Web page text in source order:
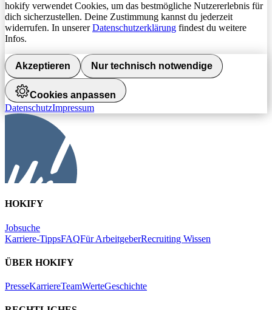
hokify verwendet Cookies, um das bestmögliche Nutzererlebnis für
dich sicherzustellen. Deine Zustimmung kannst du jederzeit
widerrufen. In unsererDatenschutzerklärung findest du weitere
Infos.
Akzeptieren Nur technisch notwendige
Cookies anpassen
DatenschutzImpressum
HOKIFY
Jobsuche
Karriere-TippsFAQFür ArbeitgeberRecruiting Wissen
ÜBER HOKIFY
PresseKarriereTeamWerteGeschichte